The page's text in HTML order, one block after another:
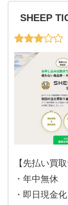
SHEEP
【先払い買
・年中無休
・即日現金